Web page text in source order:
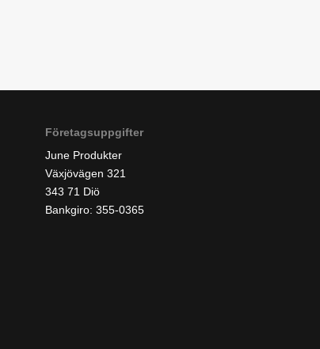
Företagsuppgifter
June Produkter
Växjövägen 321
343 71 Diö
Bankgiro: 355-0365